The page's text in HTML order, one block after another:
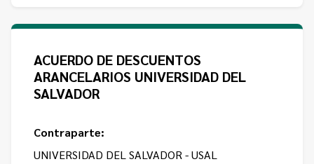
ACUERDO DE DESCUENTOS
ARANCELARIOS UNIVERSIDAD DEL
SALVADOR
Contraparte:
UNIVERSIDAD DEL SALVADOR - USAL